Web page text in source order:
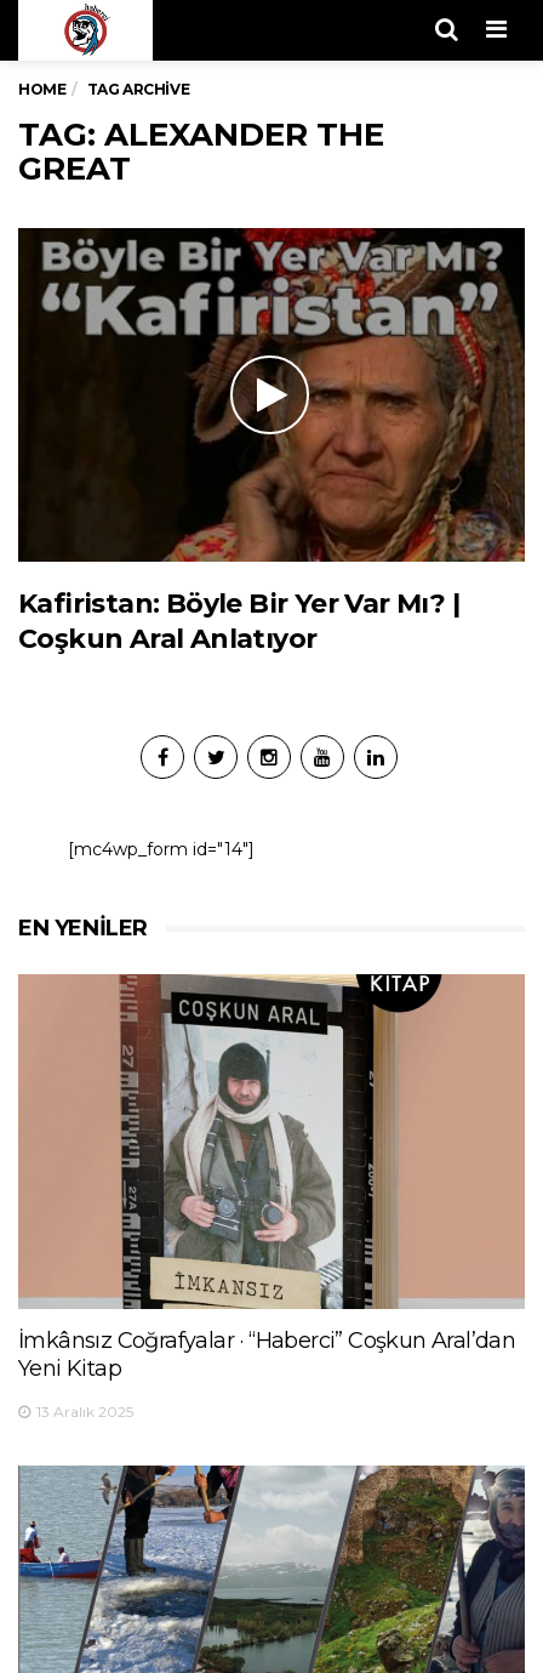
HOME TAG ARCHIVE
TAG: ALEXANDER THE
GREAT
Kafiristan: Böyle Bir Yer Var Mı? |
Coşkun Aral Anlatıyor
[mc4wp_form id="14"]
EN YENILER
İmkânsız Coğrafyalar · “Haberci” Coşkun Aral’dan
Yeni Kitap
13 Aralık 2025